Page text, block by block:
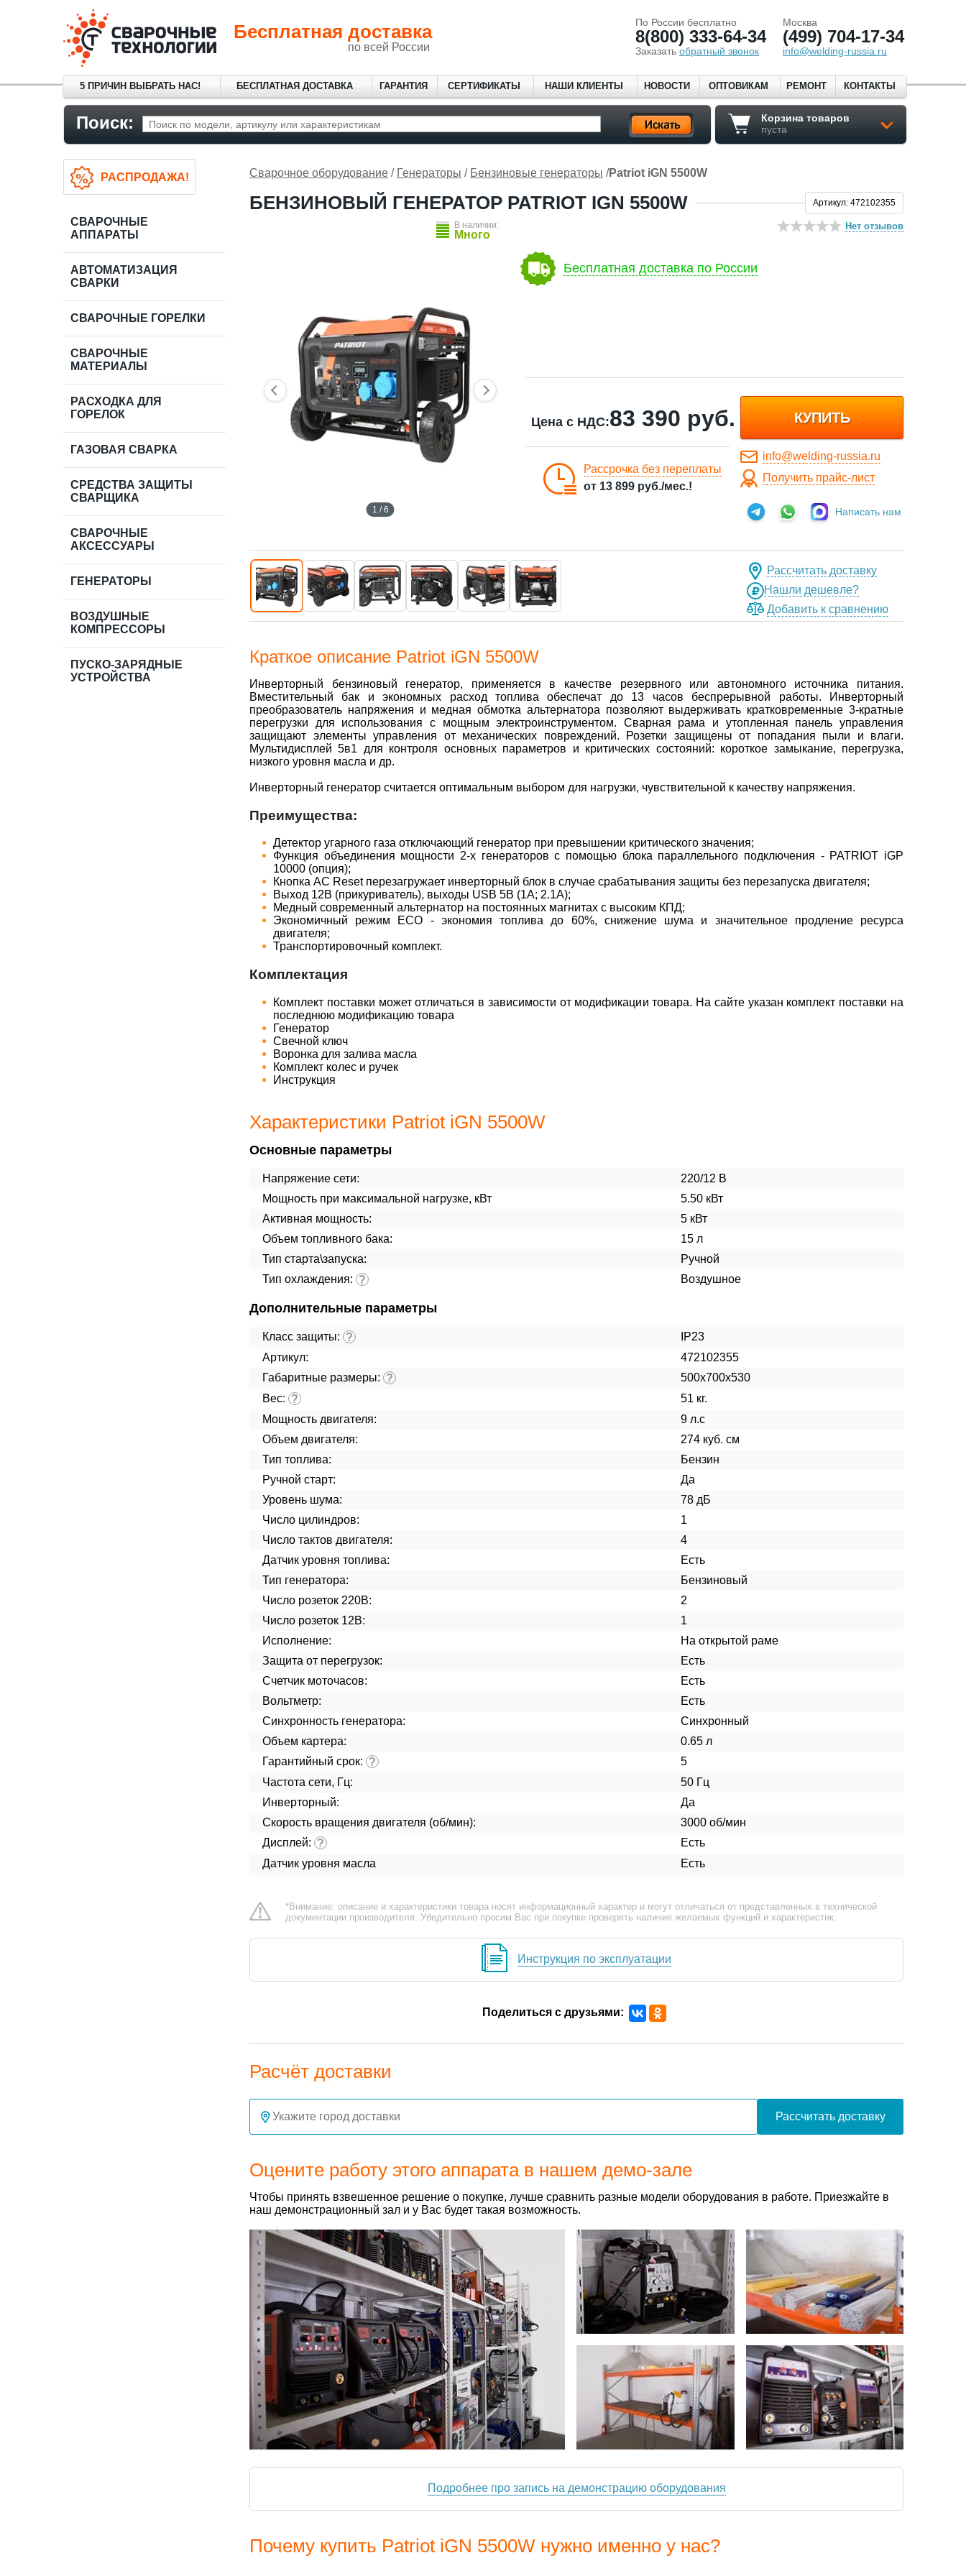
Бесплатная доставка
по всей России
По России бесплатно
8(800) 333-64-34
Заказать обратный звонок
Москва
(499) 704-17-34
info@welding-russia.ru
5 ПРИЧИН ВЫБРАТЬ НАС! БЕСПЛАТНАЯ ДОСТАВКА ГАРАНТИЯ СЕРТИФИКАТЫ НАШИ КЛИЕНТЫ НОВОСТИ ОПТОВИКАМ РЕМОНТ КОНТАКТЫ
Поиск:
Корзина товаров
пуста
Сварочное оборудование / Генераторы / Бензиновые генераторы /Patriot iGN 5500W
БЕНЗИНОВЫЙ ГЕНЕРАТОР PATRIOT IGN 5500W
Нет отзывов
Артикул: 472102355
В наличии:
Много
1 / 6
Бесплатная доставка по России
Цена с НДС:83 390 руб.
Рассрочка без переплаты
от 13 899руб./мес.!
КУПИТЬ
info@welding-russia.ru
Получить прайс-лист
Написать нам
Рассчитать доставку
Нашли дешевле?
Добавить к сравнению
Краткое описание Patriot iGN 5500W
Инверторный бензиновый генератор, применяется в качестве резервного или автономного источника питания.
Вместительный бак и экономных расход топлива обеспечат до 13 часов беспрерывной работы. Инверторный
преобразователь напряжения и медная обмотка альтернатора позволяют выдерживать кратковременные 3-кратные
перегрузки для использования с мощным электроинструментом. Сварная рама и утопленная панель управления
защищают элементы управления от механических повреждений. Розетки защищены от попадания пыли и влаги.
Мультидисплей 5в1 для контроля основных параметров и критических состояний: короткое замыкание, перегрузка,
низкого уровня масла и др.
Инверторный генератор считается оптимальным выбором для нагрузки, чувствительной к качеству напряжения.
Преимущества:
Детектор угарного газа отключающий генератор при превышении критического значения;
Функция объединения мощности 2-х генераторов с помощью блока параллельного подключения - PATRIOT iGP
10000 (опция);
Кнопка АС Reset перезагружает инверторный блок в случае срабатывания защиты без перезапуска двигателя;
Выход 12В (прикуриватель), выходы USB 5В (1А; 2.1А);
Медный современный альтернатор на постоянных магнитах с высоким КПД;
Экономичный режим ECO - экономия топлива до 60%, снижение шума и значительное продление ресурса
двигателя;
Транспортировочный комплект.
Комплектация
Комплект поставки может отличаться в зависимости от модификации товара. На сайте указан комплект поставки на
последнюю модификацию товара
Генератор
Свечной ключ
Воронка для залива масла
Комплект колес и ручек
Инструкция
Характеристики Patriot iGN 5500W
Основные параметры
Напряжение сети:
220/12 В
Мощность при максимальной нагрузке, кВт
5.50 кВт
Активная мощность:
5 кВт
Объем топливного бака:
15 л
Тип старта\запуска:
Ручной
Тип охлаждения: ? Воздушное
Дополнительные параметры
Класс защиты: ?
IP23
Артикул:
472102355
Габаритные размеры: ?
500х700х530
Вес: ?
51 кг.
Мощность двигателя:
9 л.с
Объем двигателя:
274 куб. см
Тип топлива:
Бензин
Ручной старт:
Да
Уровень шума:
78 дБ
Число цилиндров:
1
Число тактов двигателя:
4
Датчик уровня топлива:
Есть
Тип генератора:
Бензиновый
Число розеток 220В:
2
Число розеток 12В:
1
Исполнение:
На открытой раме
Защита от перегрузок:
Есть
Счетчик моточасов:
Есть
Вольтметр:
Есть
Синхронность генератора:
Синхронный
Объем картера:
0.65 л
Гарантийный срок: ?
5
Частота сети, Гц:
50 Гц
Инверторный:
Да
Скорость вращения двигателя (об/мин):
3000 об/мин
Дисплей: ?
Есть
Датчик уровня масла
Есть
*Внимание: описание и характеристики товара носят информационный характер и могут отличаться от представленных в технической
документации производителя. Убедительно просим Вас при покупке проверять наличие желаемых функций и характеристик.
Инструкция по эксплуатации
Поделиться с друзьями:
Расчёт доставки
Рассчитать доставку
Оцените работу этого аппарата в нашем демо-зале
Чтобы принять взвешенное решение о покупке, лучше сравнить разные модели оборудования в работе. Приезжайте в
наш демонстрационный зал и у Вас будет такая возможность.
Подробнее про запись на демонстрацию оборудования
Почему купить Patriot iGN 5500W нужно именно у нас?
РАСПРОДАЖА!
СВАРОЧНЫЕ
АППАРАТЫ
АВТОМАТИЗАЦИЯ
СВАРКИ
СВАРОЧНЫЕ ГОРЕЛКИ
СВАРОЧНЫЕ
МАТЕРИАЛЫ
РАСХОДКА ДЛЯ
ГОРЕЛОК
ГАЗОВАЯ СВАРКА
СРЕДСТВА ЗАЩИТЫ
СВАРЩИКА
СВАРОЧНЫЕ
АКСЕССУАРЫ
ГЕНЕРАТОРЫ
ВОЗДУШНЫЕ
КОМПРЕССОРЫ
ПУСКО-ЗАРЯДНЫЕ
УСТРОЙСТВА